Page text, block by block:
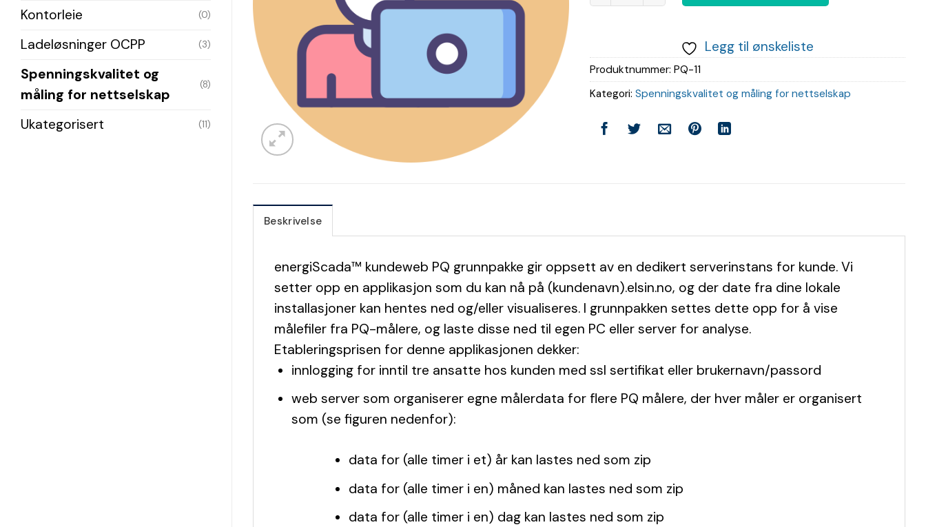
Kontorleie (0)
Ladeløsninger OCPP (3)
Spenningskvalitet og
måling for nettselskap
(8)
Ukategorisert (11)
Legg til ønskeliste
Produktnummer: PQ-11
Kategori: Spenningskvalitet og måling for nettselskap
Beskrivelse
energiScada™ kundeweb PQ grunnpakke gir oppsett av en dedikert serverinstans for kunde. Vi
setter opp en applikasjon som du kan nå på (kundenavn).elsin.no, og der date fra dine lokale
installasjoner kan hentes ned og/eller visualiseres. I grunnpakken settes dette opp for å vise
målefiler fra PQ-målere, og laste disse ned til egen PC eller server for analyse.
Etableringsprisen for denne applikasjonen dekker:
innlogging for inntil tre ansatte hos kunden med ssl sertifikat eller brukernavn/passord
web server som organiserer egne målerdata for flere PQ målere, der hver måler er organisert
som (se figuren nedenfor):
data for (alle timer i et) år kan lastes ned som zip
data for (alle timer i en) måned kan lastes ned som zip
data for (alle timer i en) dag kan lastes ned som zip